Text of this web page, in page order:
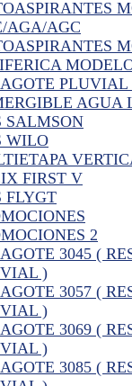
AGA/AGC
AGUA
SALMSON
WILO
FIRST V
FLYGT
2
3045 (
)
3057 (
)
3069 (
)
3085 (